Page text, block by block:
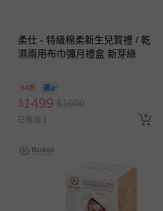
柔仕 - 特級棉柔新生兒賀禮 / 乾
濕兩用布巾彌月禮盒 新芽綠
94折
$1499 $1600
已售出 1